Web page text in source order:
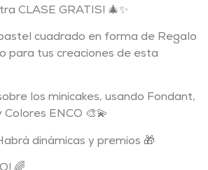
CLASE GRATIS! 🎄✨
cuadrado en forma de Regalo
para tus creaciones de esta
los minicakes, usando Fondant,
Colores ENCO 🎨💫
dinámicas y premios 🎁